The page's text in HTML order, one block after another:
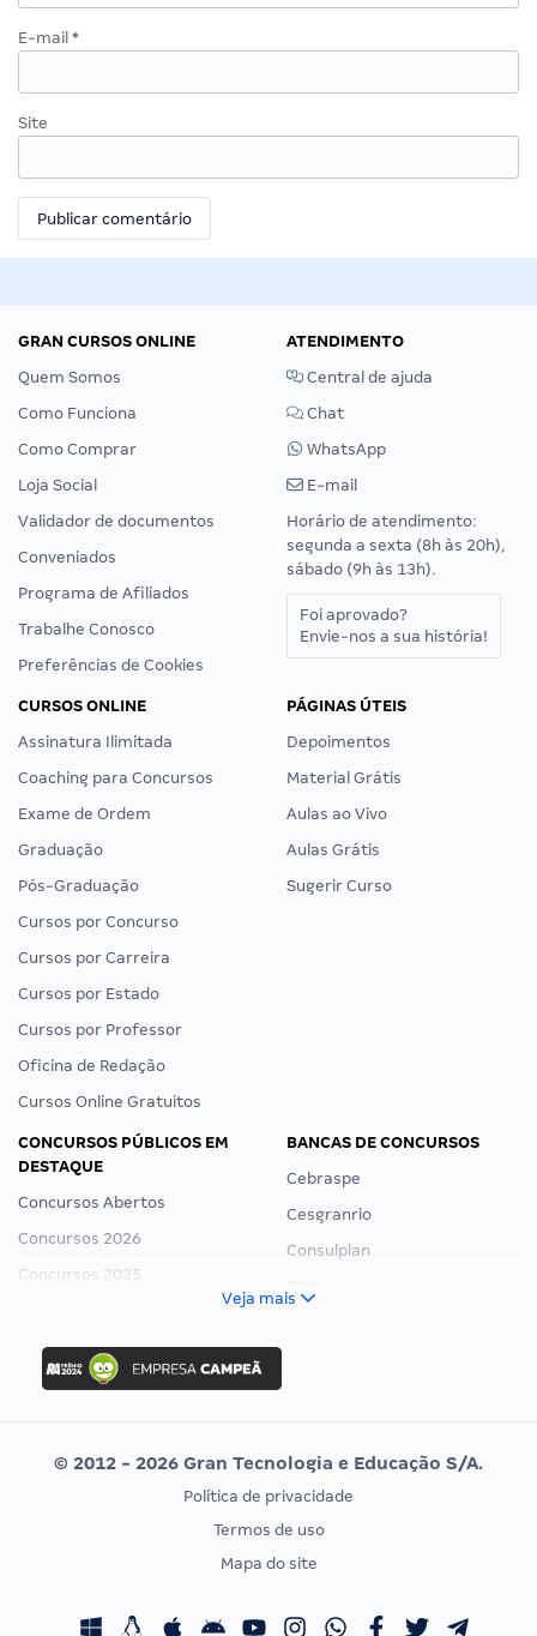
E-mail *
Site
GRAN CURSOS ONLINE
Quem Somos
Como Funciona
Como Comprar
Loja Social
Validador de documentos
Conveniados
Programa de Afiliados
Trabalhe Conosco
Preferências de Cookies
ATENDIMENTO
Central de ajuda
Chat
WhatsApp
E-mail
Horário de atendimento:
segunda a sexta (8h às 20h),
sábado (9h às 13h).
Foi aprovado?
Envie-nos a sua história!
CURSOS ONLINE
Assinatura Ilimitada
Coaching para Concursos
Exame de Ordem
Graduação
Pós-Graduação
Cursos por Concurso
Cursos por Carreira
Cursos por Estado
Cursos por Professor
Oficina de Redação
Cursos Online Gratuitos
PÁGINAS ÚTEIS
Depoimentos
Material Grátis
Aulas ao Vivo
Aulas Grátis
Sugerir Curso
CONCURSOS PÚBLICOS EM
DESTAQUE
Concursos Abertos
Concursos 2026
Concursos 2025
Concurso Ibama
Concurso MPU
Editais publicados
BANCAS DE CONCURSOS
Cebraspe
Cesgranrio
Consulplan
Vunesp
CONCURSOS POR PROFISSÃO
Concursos Fiscais
EXAME DE ORDEM
Calendário OAB
Veja mais
© 2012 - 2026 Gran Tecnologia e Educação S/A.
Política de privacidade
Termos de uso
Mapa do site